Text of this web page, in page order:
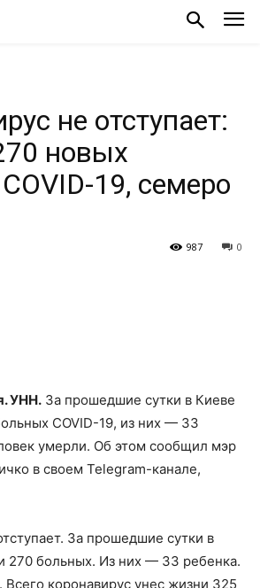
не отступает:
новых
19, семеро
0
987
УНН. За прошедшие сутки в Киеве
COVID-19, из них — 33
умерли. Об этом сообщил мэр
в своем Telegram-канале,
За прошедшие сутки в
270 больных. Из них — 33 ребенка.
коронавирус унес жизни 325